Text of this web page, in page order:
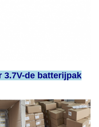
de batterijpak